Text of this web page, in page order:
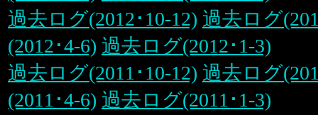
過去ログ(2012･10-12) 過去ログ
(2012･4-6) 過去ログ(2012･1-3)
過去ログ(2011･10-12) 過去ログ
(2011･4-6) 過去ログ(2011･1-3)